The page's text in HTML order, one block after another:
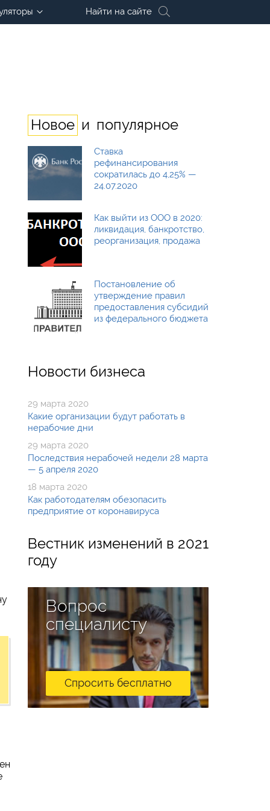
Найти на сайте
Новое и популярное
Ставка
рефинансирования
сократилась до 4,25% —
24.07.2020
Как выйти из ООО в 2020:
ликвидация, банкротство,
реорганизация, продажа
Постановление об
утверждение правил
предоставления субсидий
из федерального бюджета
Новости бизнеса
29 марта 2020
Какие организации будут работать в
нерабочие дни
29 марта 2020
Последствия нерабочей недели 28 марта
— 5 апреля 2020
18 марта 2020
Как работодателям обезопасить
предприятие от коронавируса
Вестник изменений в 2021
году
Вопрос
специалисту
Спросить бесплатно